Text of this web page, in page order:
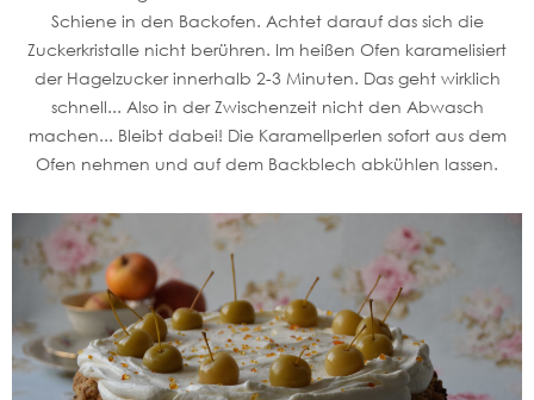
Schiene in den Backofen. Achtet darauf das sich die
Zuckerkristalle nicht berühren. Im heißen Ofen karamelisiert
der Hagelzucker innerhalb 2-3 Minuten. Das geht wirklich
schnell... Also in der Zwischenzeit nicht den Abwasch
machen... Bleibt dabei! Die Karamellperlen sofort aus dem
Ofen nehmen und auf dem Backblech abkühlen lassen.